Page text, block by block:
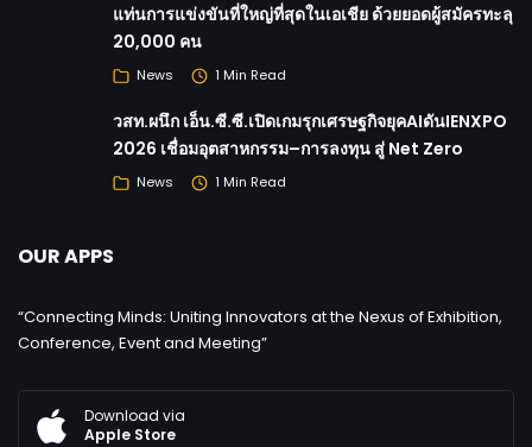
แท่นการแข่งขันที่ใหญ่ที่สุดในเอเชีย ด้วยยอดผู้สมัครทะลุ
20,000 คน
News 1 Min Read
วสท.ผนึก เอ็น.ซี.ซี.เปิดเกมรุกเศรษฐกิจยุคAIดันIENXPO
2026 เชื่อมอุตสาหกรรม–การลงทุน สู่ Net Zero
News 1 Min Read
OUR APPS
“Connecting Minds: Uniting Innovators at the Nexus of Exhibition,
Conference, Event and Meeting”
Download via
Apple Store